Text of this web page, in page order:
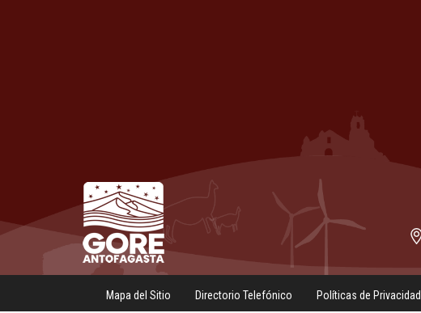
Mapa del Sitio Directorio Telefónico Políticas de Privacidad